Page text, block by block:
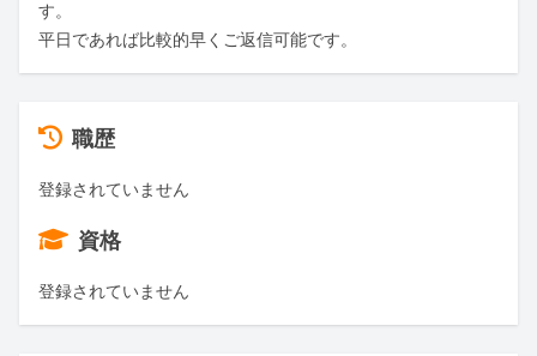
す。
平日であれば比較的早くご返信可能です。
職歴
登録されていません
資格
登録されていません